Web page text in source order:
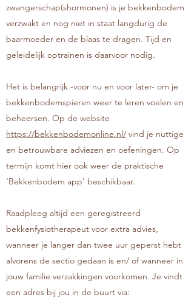
zwangerschap(shormonen) is je bekkenbodem
verzwakt en nog niet in staat langdurig de
baarmoeder en de blaas te dragen. Tijd en
geleidelijk optrainen is daarvoor nodig.
Het is belangrijk -voor nu en voor later- om je
bekkenbodemspieren weer te leren voelen en
beheersen. Op de website
https://bekkenbodemonline.nl/ vind je nuttige
en betrouwbare adviezen en oefeningen. Op
termijn komt hier ook weer de praktische
‘Bekkenbodem app’ beschikbaar.
Raadpleeg altijd een geregistreerd
bekkenfysiotherapeut voor extra advies,
wanneer je langer dan twee uur geperst hebt
alvorens de sectio gedaan is en/ of wanneer in
jouw familie verzakkingen voorkomen. Je vindt
een adres bij jou in de buurt via: